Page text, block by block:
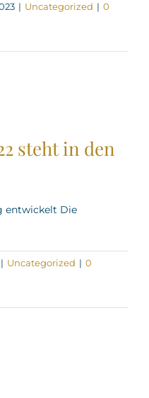
| Uncategorized | 0
steht in den
entwickelt Die
| Uncategorized | 0